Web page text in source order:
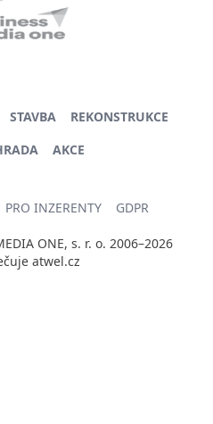
STAVBA
REKONSTRUKCE
AKCE
PRO INZERENTY GDPR
ONE, s. r. o. 2006–2026